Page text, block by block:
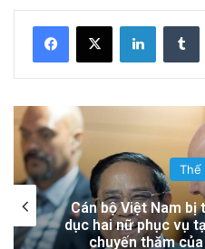
Hệ Lụy
Đọc thêm Read More
LinkedIn
Thế
Lính Nga Nổ Súng
Công Dân